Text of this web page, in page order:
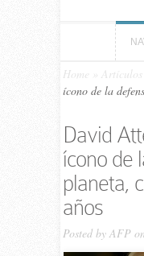
Home
ícono de la
David
ícono de
planeta,
años
Posted by AFP